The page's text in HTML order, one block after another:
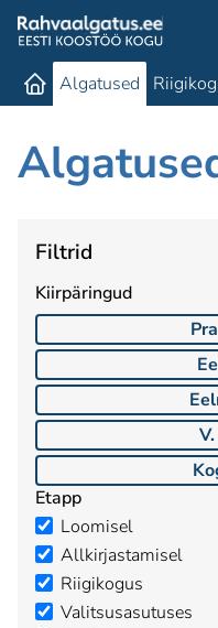
Algatused
Filtrid
Kiirpäringud
Etapp
Loomisel
Allkirjastamisel
Riigikogus
Valitsusasutuses